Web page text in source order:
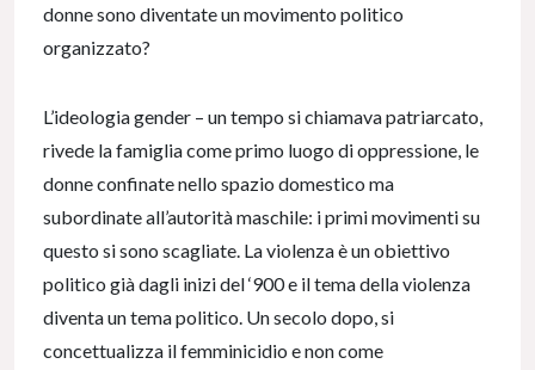
donne sono diventate un movimento politico
organizzato?
L’ideologia gender – un tempo si chiamava patriarcato,
rivede la famiglia come primo luogo di oppressione, le
donne confinate nello spazio domestico ma
subordinate all’autorità maschile: i primi movimenti su
questo si sono scagliate. La violenza è un obiettivo
politico già dagli inizi del ‘900 e il tema della violenza
diventa un tema politico. Un secolo dopo, si
concettualizza il femminicidio e non come